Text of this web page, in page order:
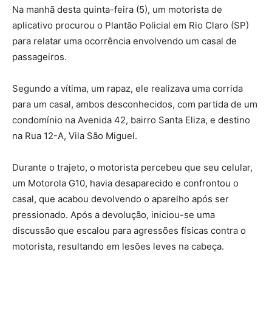
Na manhã desta quinta-feira (5), um motorista de
aplicativo procurou o Plantão Policial em Rio Claro (SP)
para relatar uma ocorrência envolvendo um casal de
passageiros.
Segundo a vítima, um rapaz, ele realizava uma corrida
para um casal, ambos desconhecidos, com partida de um
condomínio na Avenida 42, bairro Santa Eliza, e destino
na Rua 12-A, Vila São Miguel.
Durante o trajeto, o motorista percebeu que seu celular,
um Motorola G10, havia desaparecido e confrontou o
casal, que acabou devolvendo o aparelho após ser
pressionado. Após a devolução, iniciou-se uma
discussão que escalou para agressões físicas contra o
motorista, resultando em lesões leves na cabeça.